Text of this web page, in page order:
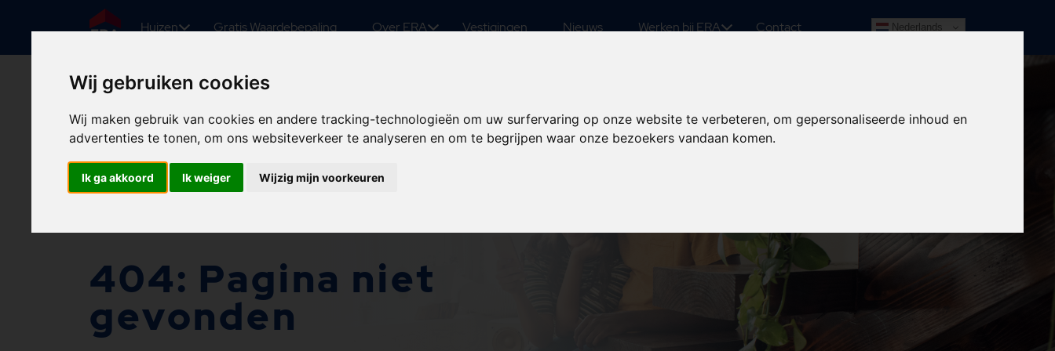
Wij gebruiken cookies
Wij maken gebruik van cookies en andere tracking-technologieën om uw surfervaring op onze website te verbeteren, om gepersonaliseerde inhoud en
advertenties te tonen, om ons websiteverkeer te analyseren en om te begrijpen waar onze bezoekers vandaan komen.
Ik ga akkoord Ik weiger Wijzig mijn voorkeuren
Huizen Gratis Waardebepaling Over ERA Vestigingen Nieuws Werken bij ERA Contact Nederlands
404: Pagina niet
gevonden